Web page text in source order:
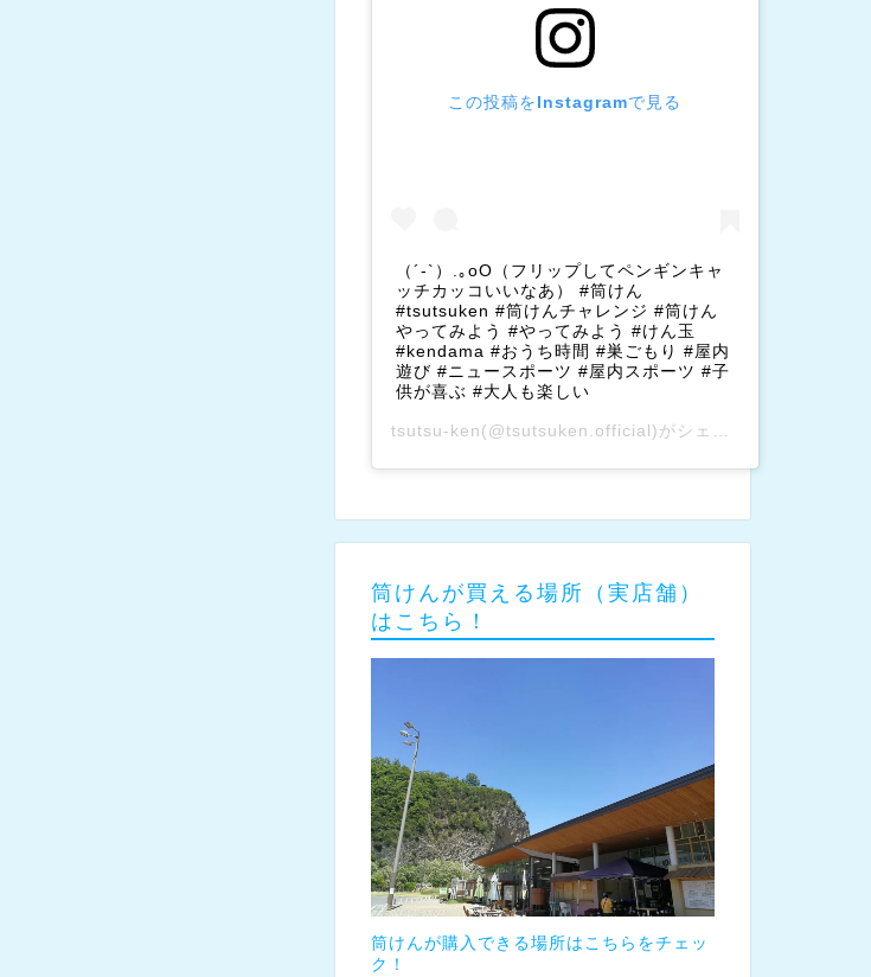
この投稿をInstagramで見る
（´-`）.｡oO（フリップしてペンギンキャ
ッチカッコいいなあ） #筒けん
#tsutsuken #筒けんチャレンジ #筒けん
やってみよう #やってみよう #けん玉
#kendama #おうち時間 #巣ごもり #屋内
遊び #ニュースポーツ #屋内スポーツ #子
供が喜ぶ #大人も楽しい
tsutsu-ken(@tsutsuken.official)がシェアした投稿 –
筒けんが買える場所（実店舗）
はこちら！
筒けんが購入できる場所はこちらをチェッ
ク！